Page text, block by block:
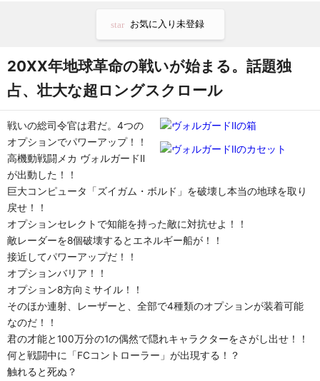
star お気に入り未登録
20XX年地球革命の戦いが始まる。話題独
占、壮大な超ロングスクロール
戦いの総司令官は君だ。4つの
オプションでパワーアップ！！
高機動戦闘メカ ヴォルガードⅡ
が出動した！！
巨大コンピュータ「ズイガム・ボルド」を破壊し本当の地球を取り
戻せ！！
オプションセレクトで知能を持った敵に対抗せよ！！
敵レーダーを8個破壊するとエネルギー船が！！
接近してパワーアップだ！！
オプションバリア！！
オプション8方向ミサイル！！
そのほか連射、レーザーと、全部で4種類のオプションが装着可能
なのだ！！
君の才能と100万分の1の偶然で隠れキャラクターをさがし出せ！！
何と戦闘中に「FCコントローラー」が出現する！？
触れると死ぬ？